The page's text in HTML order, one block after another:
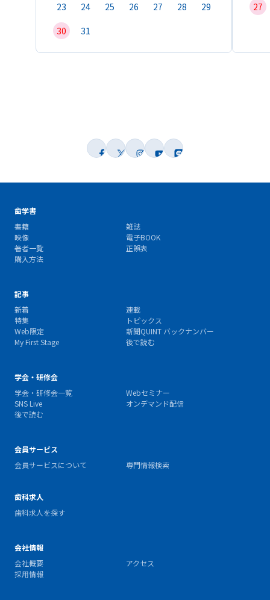
23
24 25 26 27 28
29
30
31
27
歯学書
書籍
雑誌
映像
電子BOOK
著者一覧
正誤表
購入方法
記事
新着
連載
特集
トピックス
Web限定
新聞QUINT バックナンバー
My First Stage
後で読む
学会・研修会
学会・研修会一覧
Webセミナー
SNS Live
オンデマンド配信
後で読む
会員サービス
会員サービスについて
専門情報検索
歯科求人
歯科求人を探す
会社情報
会社概要
アクセス
採用情報